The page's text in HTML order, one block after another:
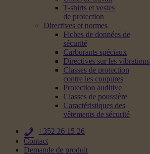
T-shirts et vestes
de protection
Directives et normes
Fiches de données de
sécurité
Carburants spéciaux
Directives sur les vibrations
Classes de protection
contre les coupures
Protection auditive
Classes de poussière
Caractéristiques des
vêtements de sécurité
+352 26 15 26
Contact
Demande de produit